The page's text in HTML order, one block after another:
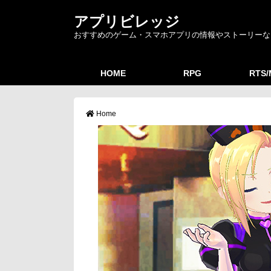
アプリビレッジ
おすすめのゲーム・スマホアプリの情報やストーリー
HOME RPG
Home